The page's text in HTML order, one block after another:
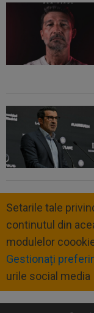
Setarile tale
continutul din
modulelor
Gestionați
urile social media